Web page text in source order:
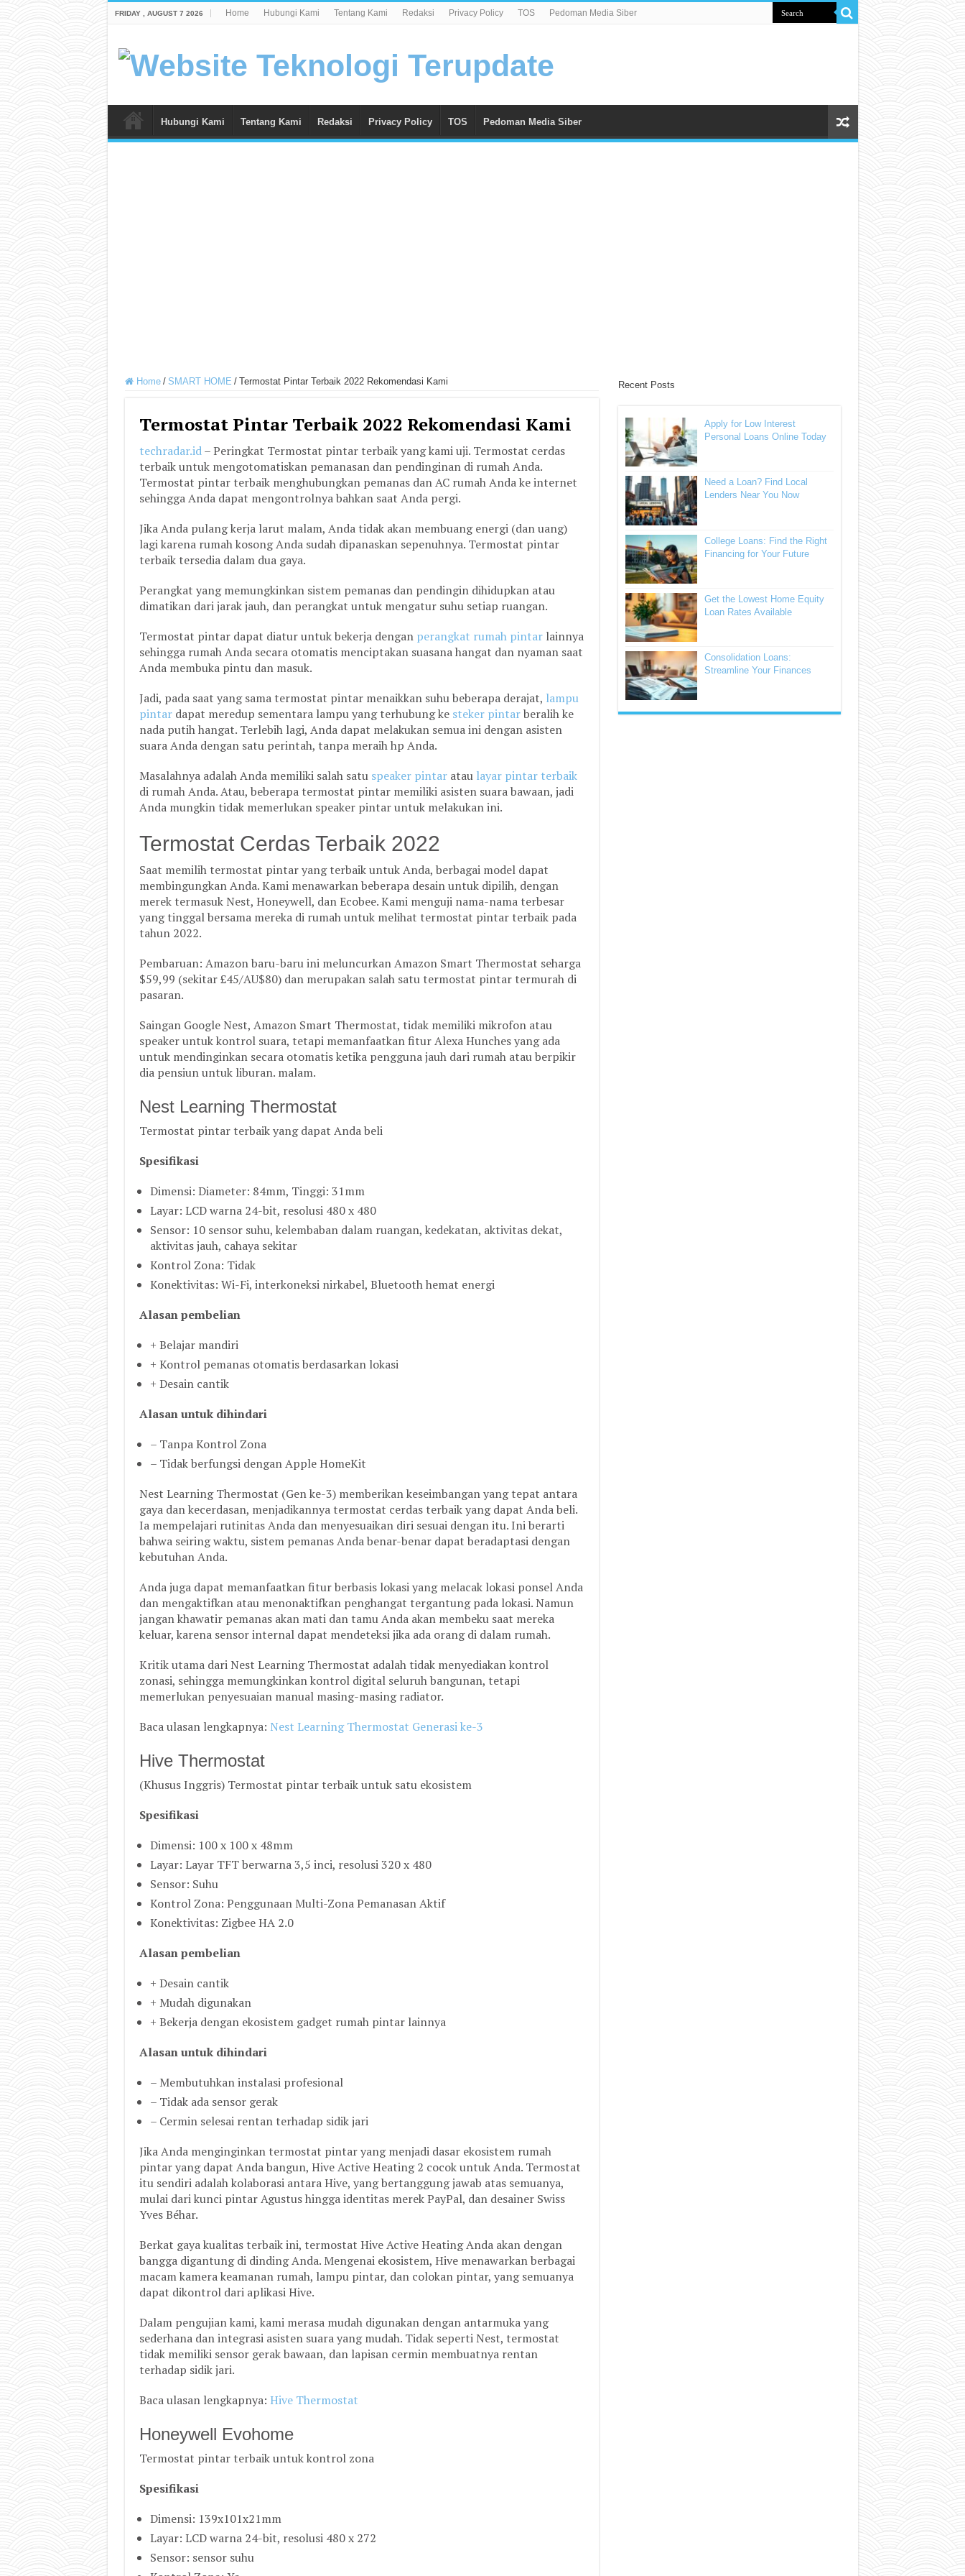
FRIDAY , AUGUST 7 2026 Home Hubungi Kami Tentang Kami Redaksi Privacy Policy TOS Pedoman Media Siber
Hubungi Kami Tentang Kami Redaksi Privacy Policy TOS Pedoman Media Siber
Home / SMART HOME / Termostat Pintar Terbaik 2022 Rekomendasi Kami
Termostat Pintar Terbaik 2022 Rekomendasi Kami
techradar.id– Peringkat Termostat pintar terbaik yang kami uji. Termostat cerdas
terbaik untuk mengotomatiskan pemanasan dan pendinginan di rumah Anda.
Termostat pintar terbaik menghubungkan pemanas dan AC rumah Anda ke internet
sehingga Anda dapat mengontrolnya bahkan saat Anda pergi.
Jika Anda pulang kerja larut malam, Anda tidak akan membuang energi (dan uang)
lagi karena rumah kosong Anda sudah dipanaskan sepenuhnya. Termostat pintar
terbaik tersedia dalam dua gaya.
Perangkat yang memungkinkan sistem pemanas dan pendingin dihidupkan atau
dimatikan dari jarak jauh, dan perangkat untuk mengatur suhu setiap ruangan.
Termostat pintar dapat diatur untuk bekerja dengan perangkat rumah pintarlainnya
sehingga rumah Anda secara otomatis menciptakan suasana hangat dan nyaman saat
Anda membuka pintu dan masuk.
Jadi, pada saat yang sama termostat pintar menaikkan suhu beberapa derajat, lampu
pintardapat meredup sementara lampu yang terhubung ke steker pintarberalih ke
nada putih hangat. Terlebih lagi, Anda dapat melakukan semua ini dengan asisten
suara Anda dengan satu perintah, tanpa meraih hp Anda.
Masalahnya adalah Anda memiliki salah satu speaker pintaratau layar pintar terbaik
di rumah Anda. Atau, beberapa termostat pintar memiliki asisten suara bawaan, jadi
Anda mungkin tidak memerlukan speaker pintar untuk melakukan ini.
Termostat Cerdas Terbaik 2022
Saat memilih termostat pintar yang terbaik untuk Anda, berbagai model dapat
membingungkan Anda. Kami menawarkan beberapa desain untuk dipilih, dengan
merek termasuk Nest, Honeywell, dan Ecobee. Kami menguji nama-nama terbesar
yang tinggal bersama mereka di rumah untuk melihat termostat pintar terbaik pada
tahun 2022.
Pembaruan: Amazon baru-baru ini meluncurkan Amazon Smart Thermostat seharga
$59,99 (sekitar £45/AU$80) dan merupakan salah satu termostat pintar termurah di
pasaran.
Saingan Google Nest, Amazon Smart Thermostat, tidak memiliki mikrofon atau
speaker untuk kontrol suara, tetapi memanfaatkan fitur Alexa Hunches yang ada
untuk mendinginkan secara otomatis ketika pengguna jauh dari rumah atau berpikir
dia pensiun untuk liburan. malam.
Nest Learning Thermostat
Termostat pintar terbaik yang dapat Anda beli
Spesifikasi
Dimensi: Diameter: 84mm, Tinggi: 31mm
Layar: LCD warna 24-bit, resolusi 480 x 480
Sensor: 10 sensor suhu, kelembaban dalam ruangan, kedekatan, aktivitas dekat,
aktivitas jauh, cahaya sekitar
Kontrol Zona: Tidak
Konektivitas: Wi-Fi, interkoneksi nirkabel, Bluetooth hemat energi
Alasan pembelian
+ Belajar mandiri
+ Kontrol pemanas otomatis berdasarkan lokasi
+ Desain cantik
Alasan untuk dihindari
– Tanpa Kontrol Zona
– Tidak berfungsi dengan Apple HomeKit
Nest Learning Thermostat (Gen ke-3) memberikan keseimbangan yang tepat antara
gaya dan kecerdasan, menjadikannya termostat cerdas terbaik yang dapat Anda beli.
Ia mempelajari rutinitas Anda dan menyesuaikan diri sesuai dengan itu. Ini berarti
bahwa seiring waktu, sistem pemanas Anda benar-benar dapat beradaptasi dengan
kebutuhan Anda.
Anda juga dapat memanfaatkan fitur berbasis lokasi yang melacak lokasi ponsel Anda
dan mengaktifkan atau menonaktifkan penghangat tergantung pada lokasi. Namun
jangan khawatir pemanas akan mati dan tamu Anda akan membeku saat mereka
keluar, karena sensor internal dapat mendeteksi jika ada orang di dalam rumah.
Kritik utama dari Nest Learning Thermostat adalah tidak menyediakan kontrol
zonasi, sehingga memungkinkan kontrol digital seluruh bangunan, tetapi
memerlukan penyesuaian manual masing-masing radiator.
Baca ulasan lengkapnya: Nest Learning Thermostat Generasi ke-3
Hive Thermostat
(Khusus Inggris) Termostat pintar terbaik untuk satu ekosistem
Spesifikasi
Dimensi: 100 x 100 x 48mm
Layar: Layar TFT berwarna 3,5 inci, resolusi 320 x 480
Sensor: Suhu
Kontrol Zona: Penggunaan Multi-Zona Pemanasan Aktif
Konektivitas: Zigbee HA 2.0
Alasan pembelian
+ Desain cantik
+ Mudah digunakan
+ Bekerja dengan ekosistem gadget rumah pintar lainnya
Alasan untuk dihindari
– Membutuhkan instalasi profesional
– Tidak ada sensor gerak
– Cermin selesai rentan terhadap sidik jari
Jika Anda menginginkan termostat pintar yang menjadi dasar ekosistem rumah
pintar yang dapat Anda bangun, Hive Active Heating 2 cocok untuk Anda. Termostat
itu sendiri adalah kolaborasi antara Hive, yang bertanggung jawab atas semuanya,
mulai dari kunci pintar Agustus hingga identitas merek PayPal, dan desainer Swiss
Yves Béhar.
Berkat gaya kualitas terbaik ini, termostat Hive Active Heating Anda akan dengan
bangga digantung di dinding Anda. Mengenai ekosistem, Hive menawarkan berbagai
macam kamera keamanan rumah, lampu pintar, dan colokan pintar, yang semuanya
dapat dikontrol dari aplikasi Hive.
Dalam pengujian kami, kami merasa mudah digunakan dengan antarmuka yang
sederhana dan integrasi asisten suara yang mudah. Tidak seperti Nest, termostat
tidak memiliki sensor gerak bawaan, dan lapisan cermin membuatnya rentan
terhadap sidik jari.
Baca ulasan lengkapnya: Hive Thermostat
Honeywell Evohome
Termostat pintar terbaik untuk kontrol zona
Spesifikasi
Dimensi: 139x101x21mm
Layar: LCD warna 24-bit, resolusi 480 x 272
Sensor: sensor suhu
Recent Posts
Apply for Low Interest
Personal Loans Online Today
Need a Loan? Find Local
Lenders Near You Now
College Loans: Find the Right
Financing for Your Future
Get the Lowest Home Equity
Loan Rates Available
Consolidation Loans:
Streamline Your Finances